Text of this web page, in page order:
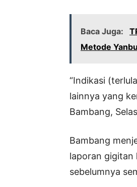
Baca Juga:
Metode
“Indikasi
lainnya yang
Bambang,
Bambang
laporan gigitan
sebelumnya